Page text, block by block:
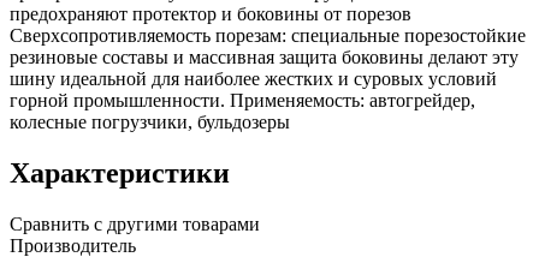
предохраняют протектор и боковины от порезов
Сверхсопротивляемость порезам: cпециальные порезостойкие
резиновые составы и массивная защита боковины делают эту
шину идеальной для наиболее жестких и суровых условий
горной промышленности. Применяемость: автогрейдер,
колесные погрузчики, бульдозеры
Характеристики
Сравнить с другими товарами
Производитель